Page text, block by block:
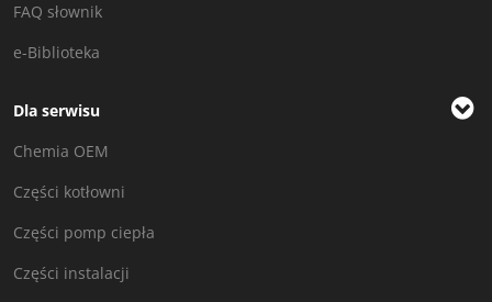
FAQ słownik
e-Biblioteka
Dla serwisu
Chemia OEM
Części kotłowni
Części pomp ciepła
Części instalacji